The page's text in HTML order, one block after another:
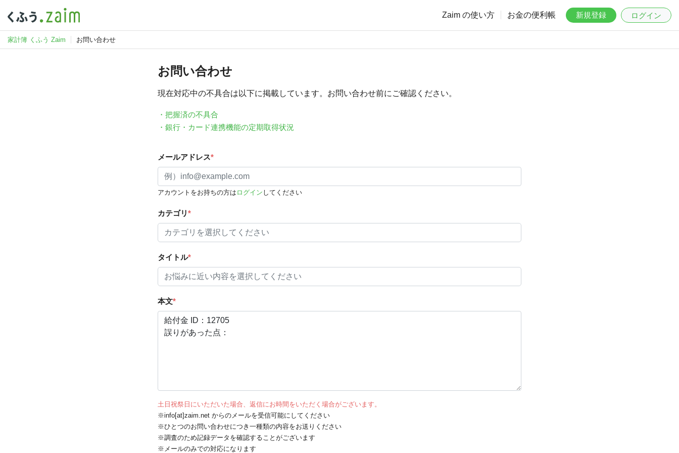
Zaim の使い方 お金の便利帳 新規登録 ログイン
家計簿 くふう Zaim お問い合わせ
お問い合わせ
現在対応中の不具合は以下に掲載しています。お問い合わせ前にご確認ください。
・把握済の不具合
・銀行・カード連携機能の定期取得状況
メールアドレス*
アカウントをお持ちの方は ログイン してください
カテゴリ*
タイトル*
本文*
土日祝祭日にいただいた場合、返信にお時間をいただく場合がございます。
※info[at]zaim.net からのメールを受信可能にしてください
※ひとつのお問い合わせにつき一種類の内容をお送りください
※調査のため記録データを確認することがございます
※メールのみでの対応になります